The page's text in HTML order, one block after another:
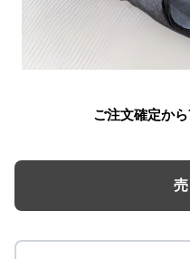
ご注文確定か